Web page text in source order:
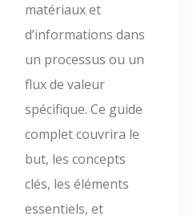
matériaux et
d’informations dans
un processus ou un
flux de valeur
spécifique. Ce guide
complet couvrira le
but, les concepts
clés, les éléments
essentiels, et